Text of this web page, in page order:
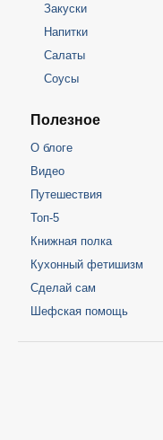
Закуски
Напитки
Салаты
Соусы
Полезное
О блоге
Видео
Путешествия
Топ-5
Книжная полка
Кухонный фетишизм
Сделай сам
Шефская помощь